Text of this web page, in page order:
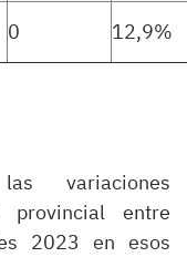
0 12,9%
variaciones
provincial entre
2023 en esos